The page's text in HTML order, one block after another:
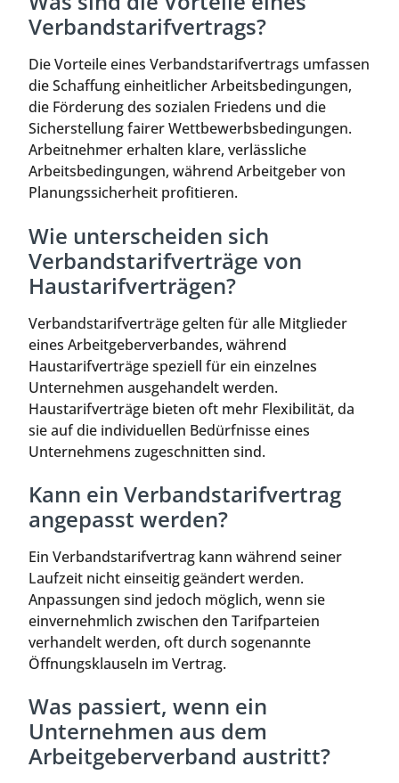
Verbandstarifvertrags?
Die Vorteile eines Verbandstarifvertrags umfassen
die Schaffung einheitlicher Arbeitsbedingungen,
die Förderung des sozialen Friedens und die
Sicherstellung fairer Wettbewerbsbedingungen.
Arbeitnehmer erhalten klare, verlässliche
Arbeitsbedingungen, während Arbeitgeber von
Planungssicherheit profitieren.
Wie unterscheiden sich
Verbandstarifverträge von
Haustarifverträgen?
Verbandstarifverträge gelten für alle Mitglieder
eines Arbeitgeberverbandes, während
Haustarifverträge speziell für ein einzelnes
Unternehmen ausgehandelt werden.
Haustarifverträge bieten oft mehr Flexibilität, da
sie auf die individuellen Bedürfnisse eines
Unternehmens zugeschnitten sind.
Kann ein Verbandstarifvertrag
angepasst werden?
Ein Verbandstarifvertrag kann während seiner
Laufzeit nicht einseitig geändert werden.
Anpassungen sind jedoch möglich, wenn sie
einvernehmlich zwischen den Tarifparteien
verhandelt werden, oft durch sogenannte
Öffnungsklauseln im Vertrag.
Was passiert, wenn ein
Unternehmen aus dem
Arbeitgeberverband austritt?